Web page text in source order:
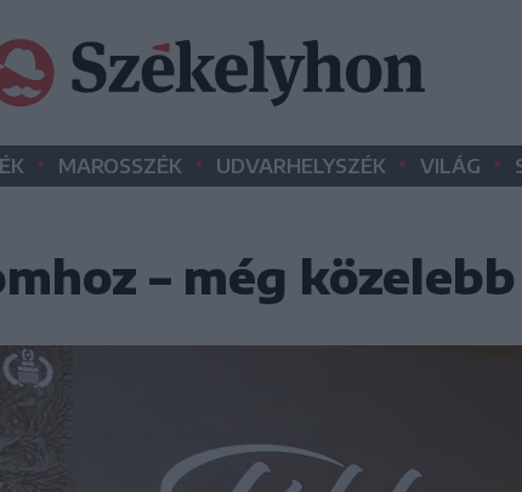
• MAROSSZÉK • UDVARHELYSZÉK • VILÁG •
– még